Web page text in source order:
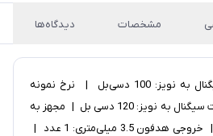
مشخصات دیدگاه‌ها
اتصال: USB | نسبت سیگنال به نویز: 100 دسی‌بل | نرخ نمونه
برداری: 96 کیلوهرتز | نسبت سیگنال به نویز: 120 دسی بل | مجهز به
کانال‌های صوتی 5.1 کاناله | خروجی هدفون 3.5 میلی‌متری: 1 عدد |